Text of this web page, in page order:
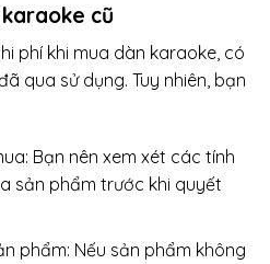
cũ
phí khi mua dàn karaoke, có
qua sử dụng. Tuy nhiên, bạn
Bạn nên xem xét các tính
sản phẩm trước khi quyết
phẩm: Nếu sản phẩm không